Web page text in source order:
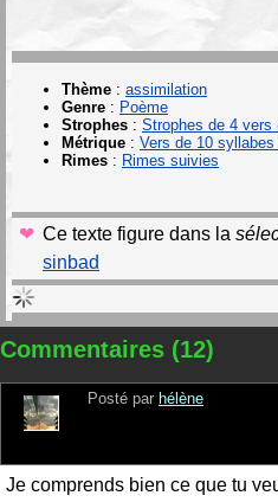
Thème : assimilation
Genre : Poème
Strophes : Strophes de 4 vers
Métrique : Vers de 10
Rimes : Rimes suivies
Ce texte figure dans la
sinbad
Commentaires (12)
Posté par hélène
Je comprends bien ce que tu